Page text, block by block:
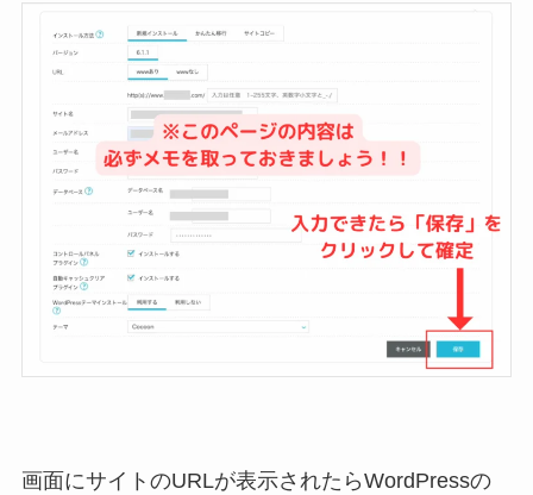
画面にサイトのURLが表示されたらWordPressの